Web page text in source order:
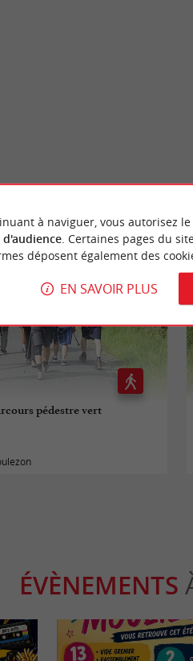
VOUS
pédestre vert
ÉVÈNEMENTS
à naviguer, vous autorisez
d'audience. Certaines pages du
déposent également des
EN SAVOIR PLUS